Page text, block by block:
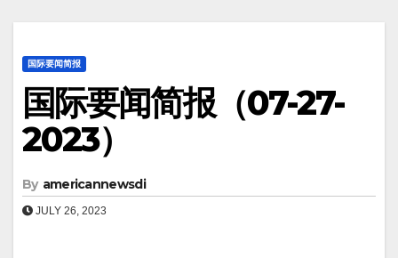
国际要闻简报
国际要闻简报（07-27-
2023）
By americannewsdi
JULY 26, 2023